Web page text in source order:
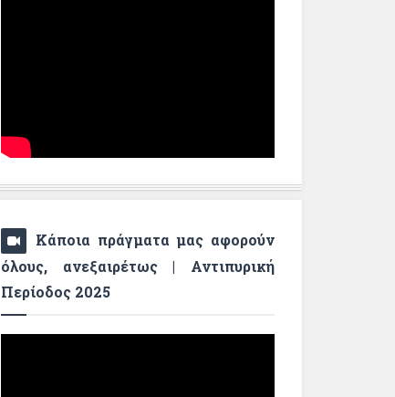
Κάποια πράγματα μας αφορούν
όλους, ανεξαιρέτως | Αντιπυρική
Περίοδος 2025